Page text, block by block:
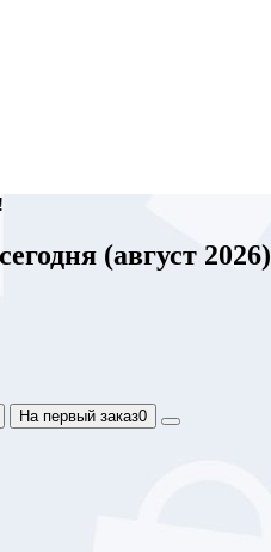
!
(август 2026)
На первый заказ0